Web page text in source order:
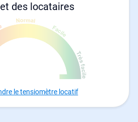
des locataires
le tensiomètre locatif